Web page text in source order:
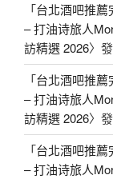
「台北酒吧推薦
– 打油诗旅人
訪精選 2026〉
「台北酒吧推薦
– 打油诗旅人
訪精選 2026〉
「台北酒吧推薦
– 打油诗旅人